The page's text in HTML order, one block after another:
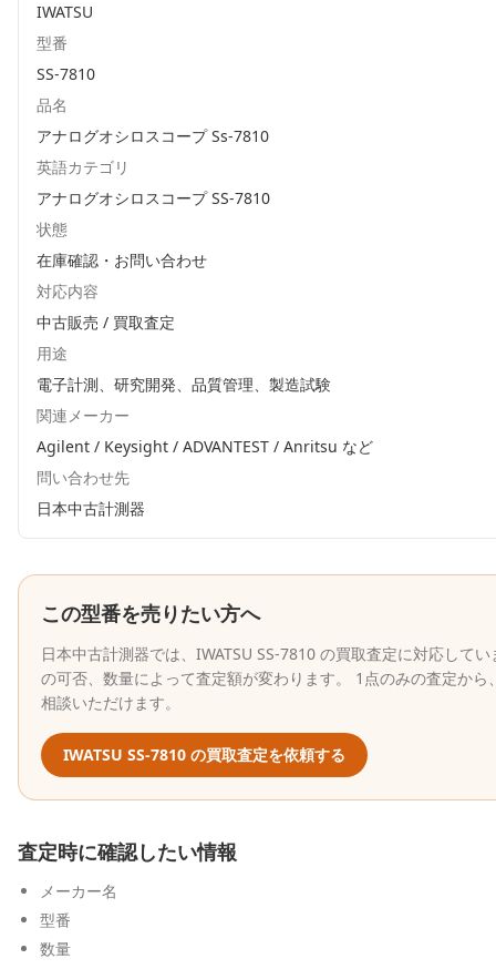
IWATSU
型番
SS-7810
品名
アナログオシロスコープ Ss-7810
英語カテゴリ
アナログオシロスコープ SS-7810
状態
在庫確認・お問い合わせ
対応内容
中古販売 / 買取査定
用途
電子計測、研究開発、品質管理、製造試験
関連メーカー
Agilent / Keysight / ADVANTEST / Anritsu など
問い合わせ先
日本中古計測器
この型番を売りたい方へ
日本中古計測器では、 IWATSU SS-7810 の買取査定に対応して
の可否、数量によって査定額が変わります。 1点のみの査定か
相談いただけます。
IWATSU SS-7810 の買取査定を依頼する
査定時に確認したい情報
メーカー名
型番
数量